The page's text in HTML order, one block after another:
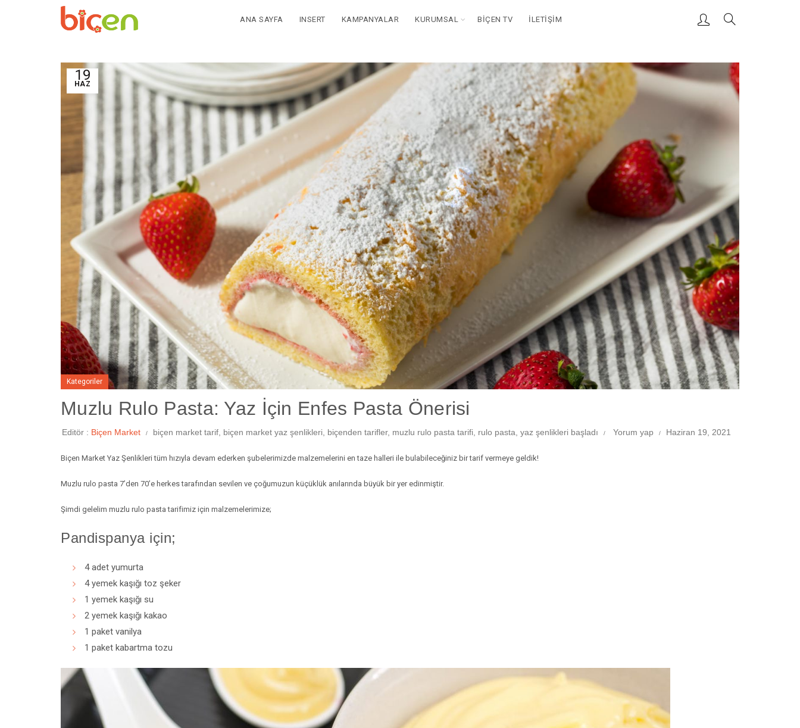
ANA SAYFA INSERT KAMPANYALAR KURUMSAL BIÇEN TV İLETIŞIM
19
HAZ
Kategoriler
Muzlu Rulo Pasta: Yaz İçin Enfes Pasta Önerisi
Editör : Biçen Market biçen market tarif biçen market yaz şenlikleri biçenden tarifler, muzlu rulo pasta tarifi rulo pasta yaz şenlikleri başladı Yorum yap Haziran 19, 2021
Biçen Market Yaz Şenlikleri tüm hızıyla devam ederken şubelerimizde malzemelerini en taze halleri ile bulabileceğiniz bir tarif vermeye geldik!
Muzlu rulo pasta 7’den 70’e herkes tarafından sevilen ve çoğumuzun küçüklük anılarında büyük bir yer edinmiştir.
Şimdi gelelim muzlu rulo pasta tarifimiz için malzemelerimize;
Pandispanya için;
4 adet yumurta
4 yemek kaşığı toz şeker
1 yemek kaşığı su
2 yemek kaşığı kakao
1 paket vanilya
1 paket kabartma tozu